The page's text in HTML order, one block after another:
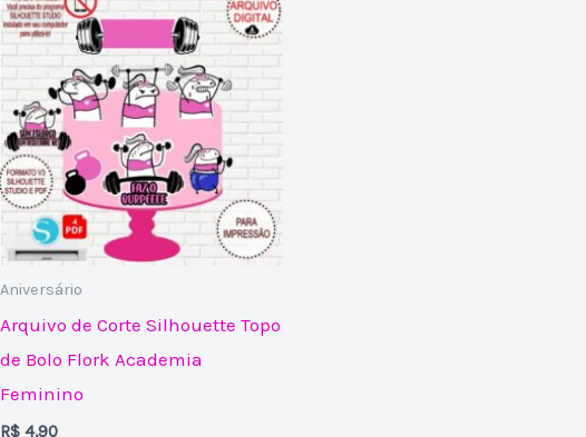
Aniversário
Arquivo de Corte Silhouette Topo
de Bolo Flork Academia
Feminino
R$ 4,90